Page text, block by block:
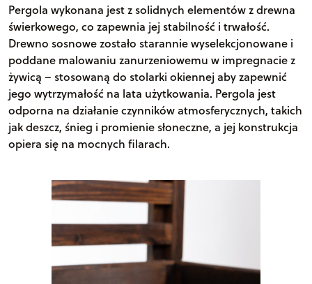
Pergola wykonana jest z solidnych elementów z drewna
świerkowego, co zapewnia jej stabilność i trwałość.
Drewno sosnowe zostało starannie wyselekcjonowane i
poddane malowaniu zanurzeniowemu w impregnacie z
żywicą – stosowaną do stolarki okiennej aby zapewnić
jego wytrzymałość na lata użytkowania. Pergola jest
odporna na działanie czynników atmosferycznych, takich
jak deszcz, śnieg i promienie słoneczne, a jej konstrukcja
opiera się na mocnych filarach.